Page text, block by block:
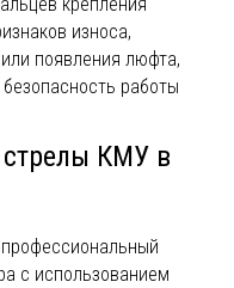
износа,
появления люфта,
работы
КМУ в
с использованием